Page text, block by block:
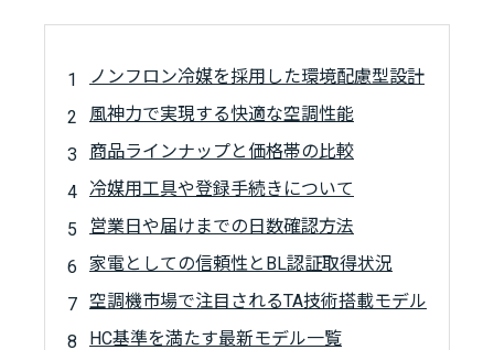
ノンフロン冷媒を採用した環境配慮型設計
風神力で実現する快適な空調性能
商品ラインナップと価格帯の比較
冷媒用工具や登録手続きについて
営業日や届けまでの日数確認方法
家電としての信頼性とBL認証取得状況
空調機市場で注目されるTA技術搭載モデル
HC基準を満たす最新モデル一覧